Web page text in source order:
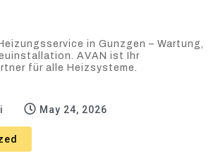
in Gunzgen – Wartung,
AVAN ist Ihr
für alle Heizsysteme.
May 24, 2026